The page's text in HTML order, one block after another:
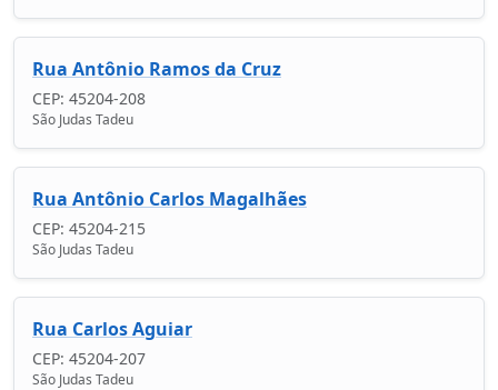
Rua Antônio Ramos da Cruz
CEP: 45204-208
São Judas Tadeu
Rua Antônio Carlos Magalhães
CEP: 45204-215
São Judas Tadeu
Rua Carlos Aguiar
CEP: 45204-207
São Judas Tadeu